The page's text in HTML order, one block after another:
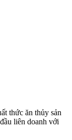
thức ăn thủy sản
liên doanh với